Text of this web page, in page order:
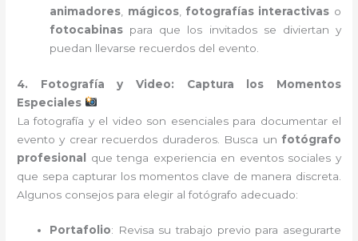
animadores
mágicos, fotografías interactivas o
fotocabinas para que los invitados se diviertan y
puedan llevarse recuerdos del evento.
4. Fotografía y Video: Captura los Momentos
Especiales
La fotografía y el video son esenciales para documentar el
evento y crear recuerdos duraderos. Busca un fotógrafo
profesional que tenga experiencia en eventos sociales y
que sepa capturar los momentos clave de manera discreta.
Algunos consejos para elegir al fotógrafo adecuado:
Portafolio: Revisa su trabajo previo para asegurarte